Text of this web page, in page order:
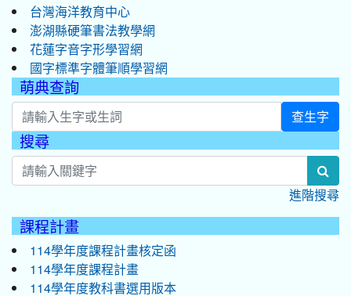
台灣海洋教育中心
澎湖縣硬筆書法教學網
花蓮字音字形學習網
國字標準字體筆順學習網
萌典查詢
查生字
搜尋
進階搜尋
課程計畫
114學年度課程計畫核定函
114學年度課程計畫
114學年度教科書選用版本